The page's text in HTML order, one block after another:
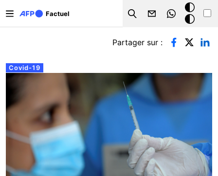
Factuel
Search
Mode
sombre
Onglets principaux
Covid-19
Partager sur :